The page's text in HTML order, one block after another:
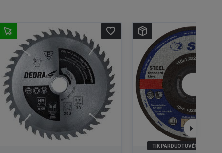
favorite_border
TIK PARDUOTUVĖSE